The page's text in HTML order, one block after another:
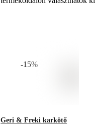
-15%
Geri & Freki karkötő